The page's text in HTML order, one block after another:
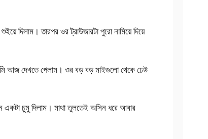
দিলাম। তারপর ওর ট্রাউজারটা পুরো নামিয়ে দিয়ে
আজ দেখতে পেলাম। ওর বড় বড় মাইগুলো থেকে ঢেউ
একটা চুমু দিলাম। মাথা তুলতেই অসিন ধরে আবার